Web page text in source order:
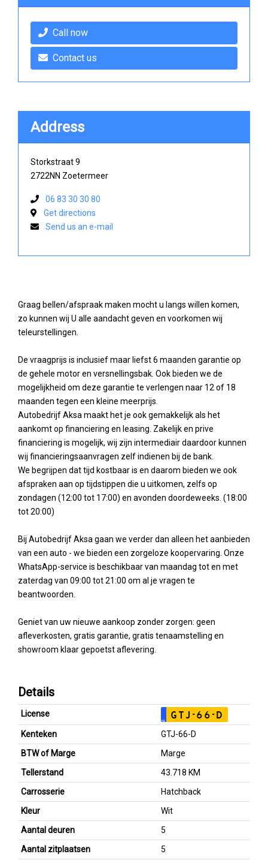
Graag bellen/afspraak maken mocht u langs willen komen,
zo kunnen wij U alle aandacht geven en voorkomen wij
teleurstellingen.
De vraagprijs is inclusief maar liefst 6 maanden garantie op
de gehele motor en versnellingsbak. Ook bieden we de
mogelijkheid om deze garantie te verlengen naar 12 of 18
maanden tegen een kleine meerprijs.
Autobedrijf Aksa maakt het je ook gemakkelijk als het
aankomt op financiering en leasing. Zakelijk en prive
financiering is mogelijk, wij zijn intermediair daardoor kunnen
wij financieringsaanvragen zelf indienen bij de bank.
We begrijpen dat tijd kostbaar is en daarom bieden we ook
afspraken aan op tijdstippen die u uitkomen, zelfs op
zondagen (12:00 tot 17:00) en avonden doordeweeks. (18:00
tot 20:00)
Bij Autobedrijf Aksa gaan we verder dan alleen het aanbieden
van een auto - we bieden een zorgeloze koopervaring. Onze
WhatsApp-service is beschikbaar van maandag tot en met
zaterdag van 09:00 tot 21:00 om al je vragen te
beantwoorden.
Geniet van uw nieuwe aankoop zonder zorgen: geen
afleverkosten, gratis garantie, gratis tenaamstelling en
showroom klaar gepoetst aflevering.
Details
License
NL GTJ-66-D
Kenteken
GTJ-66-D
BTW of Marge
Marge
Tellerstand
43.718 KM
Carrosserie
Hatchback
Kleur
Wit
Aantal deuren
5
Aantal zitplaatsen
5
Call now
Contact us
Address
Storkstraat 9
2722NN Zoetermeer
06 83 30 30 80
Get directions
Send us an e-mail